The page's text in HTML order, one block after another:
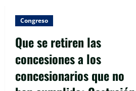
Congreso
Que se retiren las
concesiones a los
concesionarios que no